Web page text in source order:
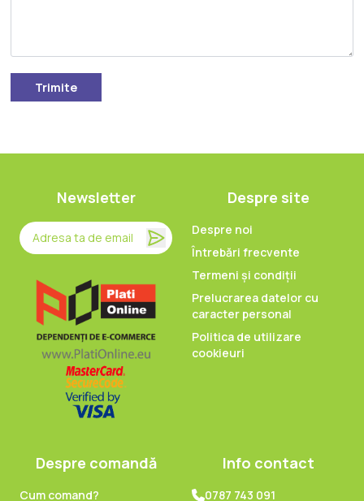
Trimite
Newsletter Despre site
Despre noi
Întrebări frecvente
Termeni și condiții
Prelucrarea datelor cu
caracter personal
Politica de utilizare
cookieuri
Despre comandă
Cum comand?
Info contact
0787 743 091